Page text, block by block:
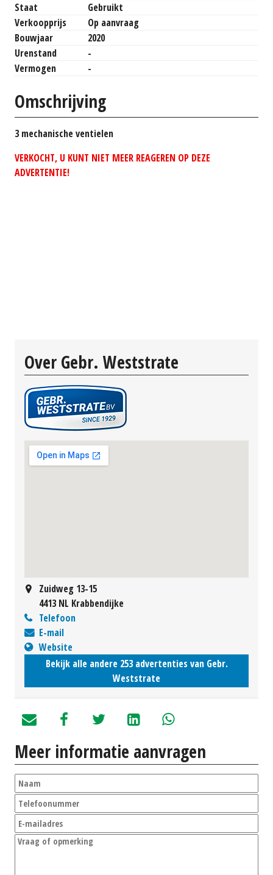
Staat
Gebruikt
Verkoopprijs
Op aanvraag
Bouwjaar
2020
Urenstand
-
Vermogen
-
Omschrijving
3 mechanische ventielen
VERKOCHT, U KUNT NIET MEER REAGEREN OP DEZE
ADVERTENTIE!
Over Gebr. Weststrate
Zuidweg 13-15
4413 NL Krabbendijke
Telefoon
E-mail
Website
Bekijk alle andere 253 advertenties van Gebr.
Weststrate
Meer informatie aanvragen